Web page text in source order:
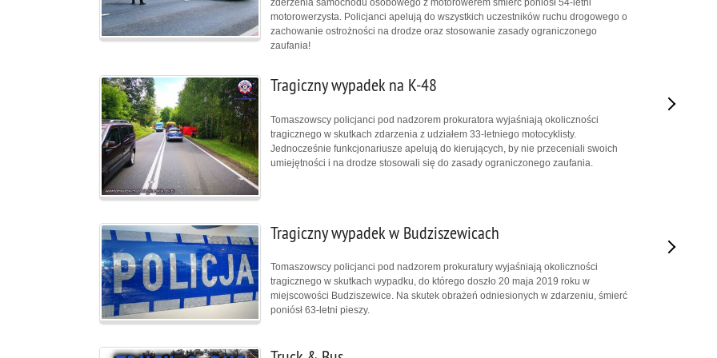
zderzenia samochodu osobowego z motorowerem śmierć poniósł 54-letni
motorowerzysta. Policjanci apelują do wszystkich uczestników ruchu drogowego o
zachowanie ostrożności na drodze oraz stosowanie zasady ograniczonego
zaufania!
Tragiczny wypadek na K-48
Tomaszowscy policjanci pod nadzorem prokuratora wyjaśniają okoliczności
tragicznego w skutkach zdarzenia z udziałem 33-letniego motocyklisty.
Jednocześnie funkcjonariusze apelują do kierujących, by nie przeceniali swoich
umiejętności i na drodze stosowali się do zasady ograniczonego zaufania.
Tragiczny wypadek w Budziszewicach
Tomaszowscy policjanci pod nadzorem prokuratury wyjaśniają okoliczności
tragicznego w skutkach wypadku, do którego doszło 20 maja 2019 roku w
miejscowości Budziszewice. Na skutek obrażeń odniesionych w zdarzeniu, śmierć
poniósł 63-letni pieszy.